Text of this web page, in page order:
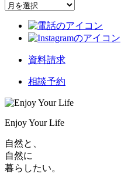
資料請求
相談予約
Enjoy Your Life
自然と、
自然に
暮らしたい。